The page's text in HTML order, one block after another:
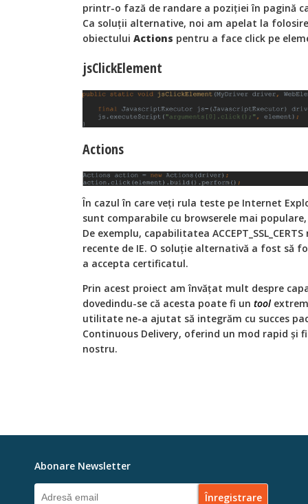
printr-o fază de randare a poziției în pagină
Ca soluții alternative, noi am apelat la
obiectului Actions pentru a face click pe
jsClickElement
Actions
În cazul în care veți rula teste pe Internet
sunt comparabile cu browserele mai
De exemplu, capabilitatea
recente de IE. O soluție alternativă a fost să
a accepta certificatul.
Prin acest proiect am învățat mult despre
dovedindu-se că acesta poate fi un tool
utilitate ne-a ajutat să integrăm cu succes
Continuous Delivery, oferind un mod rapid și
nostru.
Abonare Newsletter